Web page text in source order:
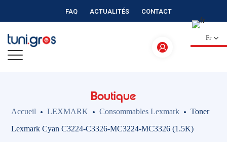
FAQ ACTUALITÉS CONTACT
Fr
Boutique
Accueil LEXMARK Consommables Lexmark
Toner
Lexmark Cyan C3224-C3326-MC3224-MC3326 (1.5K)